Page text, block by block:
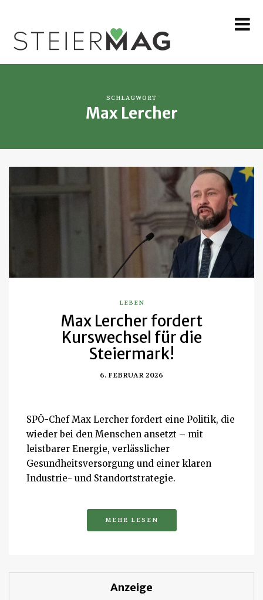
SCHLAGWORT
Max Lercher
LEBEN
Max Lercher fordert
Kurswechsel für die
Steiermark!
6. FEBRUAR 2026
SPÖ-Chef Max Lercher fordert eine Politik, die
wieder bei den Menschen ansetzt – mit
leistbarer Energie, verlässlicher
Gesundheitsversorgung und einer klaren
Industrie- und Standortstrategie.
MEHR LESEN
Anzeige